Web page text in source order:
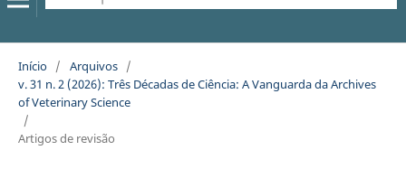
Início / Arquivos /
v. 31 n. 2 (2026): Três Décadas de Ciência: A Vanguarda da Archives
of Veterinary Science
/
Artigos de revisão